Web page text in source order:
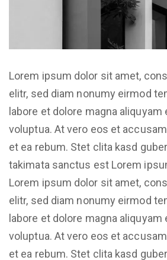
Lorem ipsum dolor sit amet,
elitr, sed diam nonumy eirmod
labore et dolore magna aliquyam
voluptua. At vero eos et
et ea rebum. Stet clita kasd
takimata sanctus est Lorem
Lorem ipsum dolor sit amet,
elitr, sed diam nonumy eirmod
labore et dolore magna aliquyam
voluptua. At vero eos et
et ea rebum. Stet clita kasd